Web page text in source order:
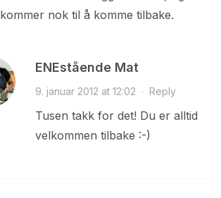
kommer nok til å komme tilbake.
ENEstående Mat
9. januar 2012 at 12:02 · Reply
Tusen takk for det! Du er alltid
velkommen tilbake :-)